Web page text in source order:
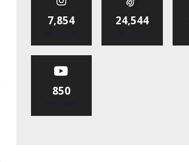
7,854
Abonnés
24,544
Abonnés
850
Abonnés